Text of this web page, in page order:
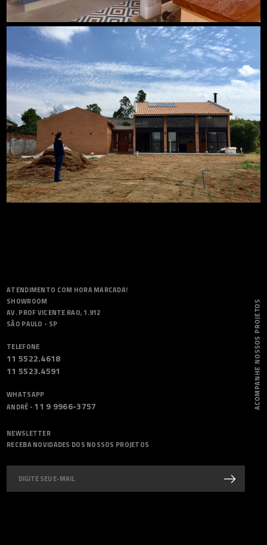
ATENDIMENTO COM HORA MARCADA!
SHOWROOM
AV. PROF VICENTE RAO, 1.912
SÃO PAULO - SP
TELEFONE
11 5522.4618
11 5523.4591
WHATSAPP
ANDRÉ - 11 9 9966-3757
NEWSLETTER
RECEBA NOVIDADES DOS NOSSOS PROJETOS